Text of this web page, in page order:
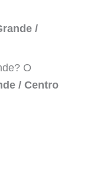
/
O
/ Centro